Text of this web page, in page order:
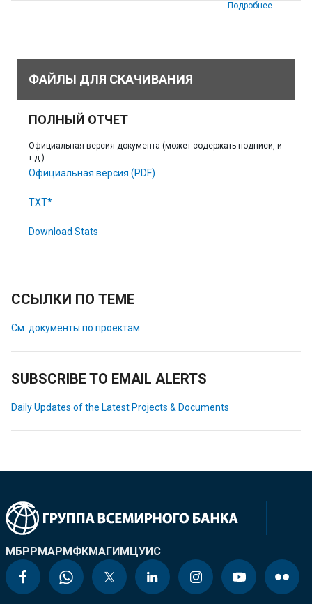
Подробнее
ФАЙЛЫ ДЛЯ СКАЧИВАНИЯ
ПОЛНЫЙ ОТЧЕТ
Официальная версия документа (может содержать подписи, и
т.д.)
Официальная версия (PDF)
TXT*
Download Stats
ССЫЛКИ ПО ТЕМЕ
См. документы по проектам
SUBSCRIBE TO EMAIL ALERTS
Daily Updates of the Latest Projects & Documents
МБРРМАРМФКМАГИМЦУИС